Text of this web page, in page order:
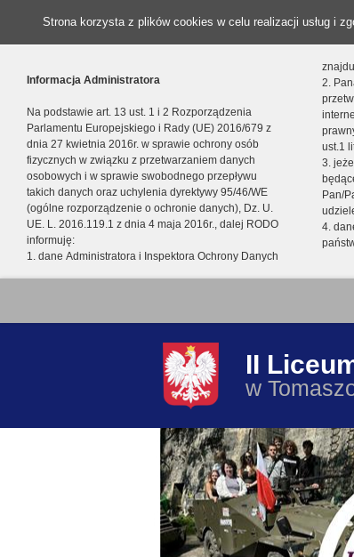
Strona korzysta z plików cookies w celu realizacji usług i
Informacja Administratora
Na podstawie art. 13 ust. 1 i 2 Rozporządzenia
Parlamentu Europejskiego i Rady (UE) 2016/679 z
dnia 27 kwietnia 2016r. w sprawie ochrony osób
fizycznych w związku z przetwarzaniem danych
osobowych i w sprawie swobodnego przepływu
takich danych oraz uchylenia dyrektywy 95/46/WE
(ogólne rozporządzenie o ochronie danych), Dz. U.
UE. L. 2016.119.1 z dnia 4 maja 2016r., dalej RODO
informuję:
1. dane Administratora i Inspektora Ochrony Danych
2.
ust.1
3.
Pan/
4.
II
w